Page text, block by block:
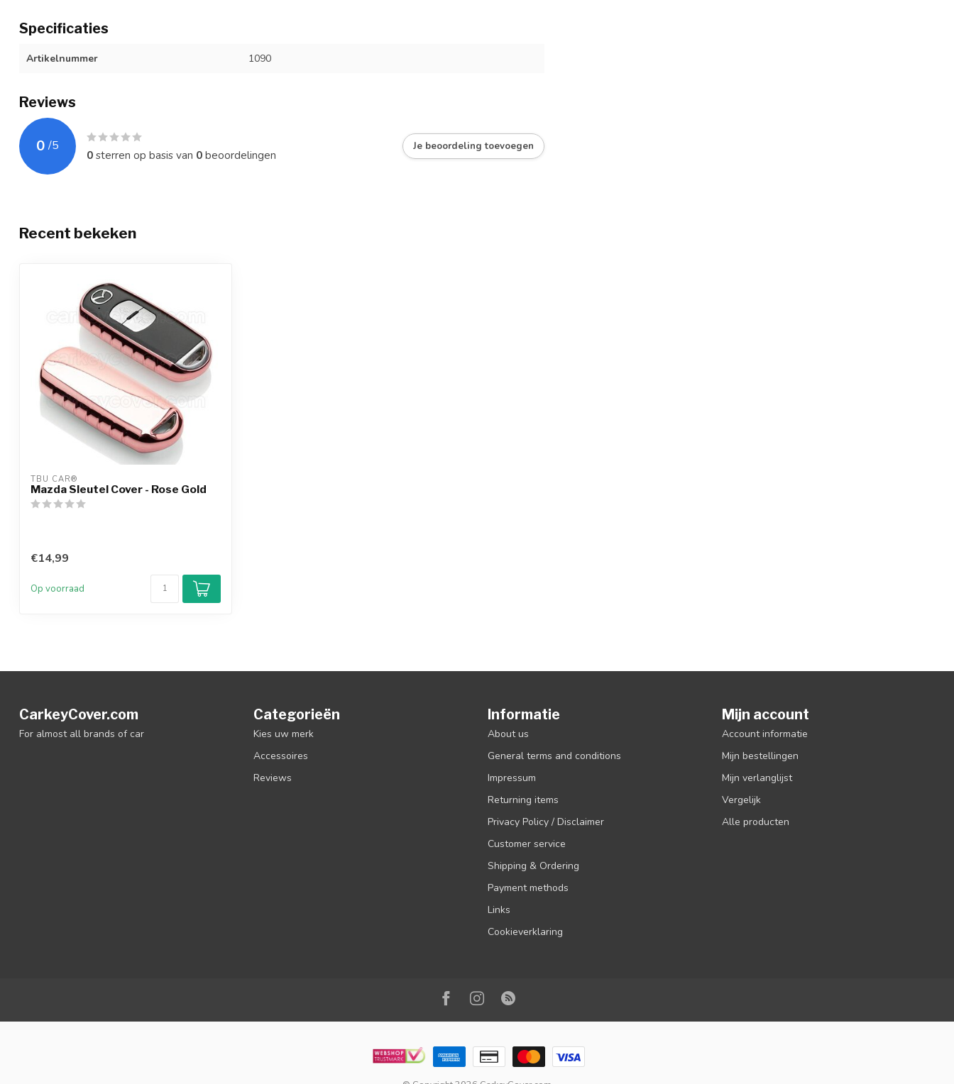
Specificaties
Artikelnummer 1090
Reviews
0 /5
0sterren op basis van 0beoordelingen
Je beoordeling toevoegen
Recent bekeken
TBU CAR®
Mazda Sleutel Cover - Rose Gold
€14,99
Op voorraad
CarkeyCover.com
For almost all brands of car
Categorieën
Kies uw merk
Accessoires
Reviews
Informatie
About us
General terms and conditions
Impressum
Returning items
Privacy Policy / Disclaimer
Customer service
Shipping & Ordering
Payment methods
Links
Cookieverklaring
Mijn account
Account informatie
Mijn bestellingen
Mijn verlanglijst
Vergelijk
Alle producten